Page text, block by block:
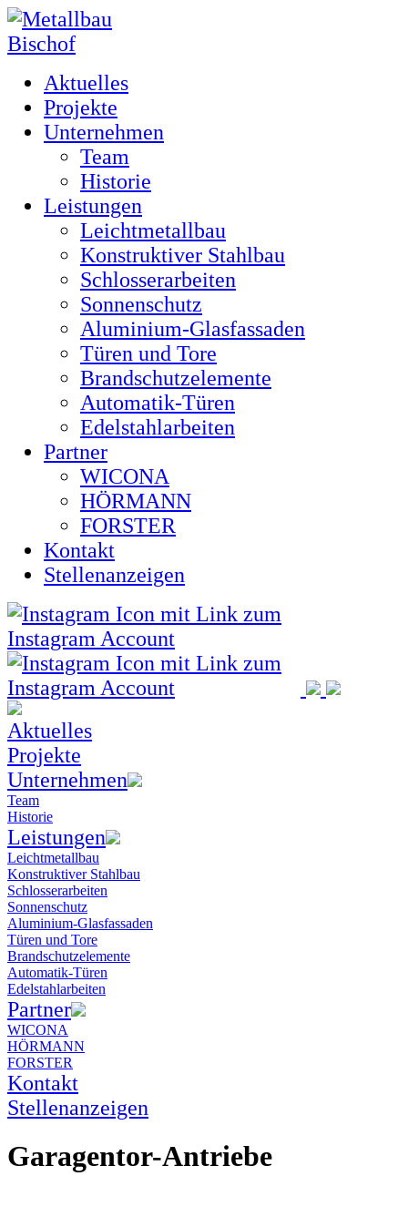
Aktuelles
Projekte
Unternehmen
Team
Historie
Leistungen
Leichtmetallbau
Konstruktiver Stahlbau
Schlosserarbeiten
Sonnenschutz
Aluminium-Glasfassaden
Türen und Tore
Brandschutzelemente
Automatik-Türen
Edelstahlarbeiten
Partner
WICONA
HÖRMANN
FORSTER
Kontakt
Stellenanzeigen
Aktuelles
Projekte
Unternehmen
Team
Historie
Leistungen
Leichtmetallbau
Konstruktiver Stahlbau
Schlosserarbeiten
Sonnenschutz
Aluminium-Glasfassaden
Türen und Tore
Brandschutzelemente
Automatik-Türen
Edelstahlarbeiten
Partner
WICONA
HÖRMANN
FORSTER
Kontakt
Stellenanzeigen
Garagentor-Antriebe